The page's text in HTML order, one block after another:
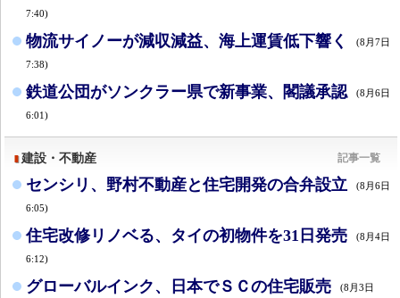
7:40)
物流サイノーが減収減益、海上運賃低下響く (8月7日
7:38)
鉄道公団がソンクラー県で新事業、閣議承認 (8月6日
6:01)
建設・不動産 記事一覧
センシリ、野村不動産と住宅開発の合弁設立 (8月6日
6:05)
住宅改修リノベる、タイの初物件を31日発売 (8月4日
6:12)
グローバルインク、日本でＳＣの住宅販売 (8月3日